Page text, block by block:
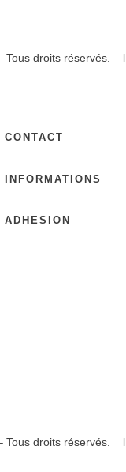
Tous droits
CONTACT
INFORMATIONS
ADHESION
Tous droits